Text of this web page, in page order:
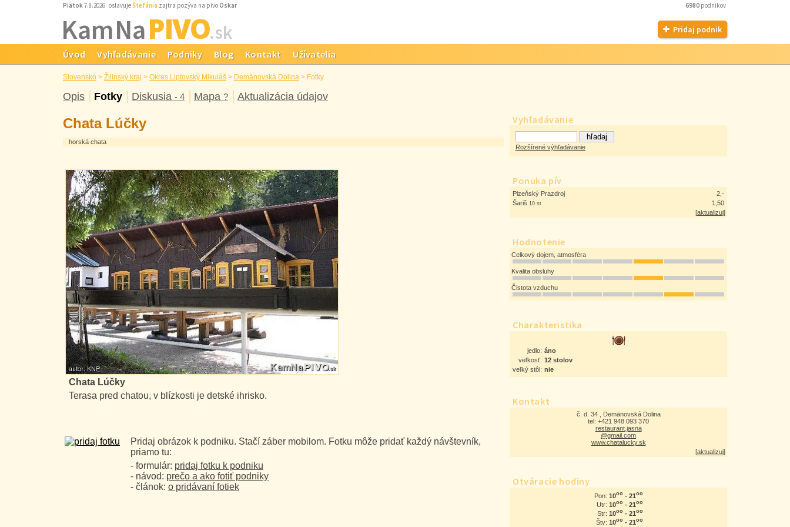
Piatok7.8.2026 oslavujeŠtefánia zajtra pozýva na pivoOskar 6980 podnikov
Kam NaPIVO.sk Pridaj podnik
Úvod Vyhľadávanie Podniky Blog Kontakt Užívatelia
Slovensko > Žilinský kraj > Okres Liptovský Mikuláš > Demänovská Dolina > Fotky
Opis Fotky Diskusia - 4 Mapa ?
Aktualizácia údajov
Vyhľadávanie
Rozšírené výhľadávanie
Ponuka pív
Plzeňský Prazdroj
2,-
Šariš 10 st
1,50
[aktualizuj]
Hodnotenie
Celkový dojem, atmosféra
Kvalita obsluhy
Čistota vzduchu
Charakteristika
jedlo: áno
veľkosť: 12 stolov
veľký stôl: nie
Kontakt
č. d. 34 , Demänovská Dolina
tel: +421 948 093 370
restaurant.jasna
@gmail.com
www.chatalucky.sk
[aktualizuj]
Otváracie hodiny
Pon: 10oo - 21oo
Utr: 10oo - 21oo
Str: 10oo - 21oo
Štv: 10oo - 21oo
Chata Lúčky
horská chata
Chata Lúčky
Terasa pred chatou, v blízkosti je detské ihrisko.
Pridaj obrázok k podniku. Stačí záber mobilom. Fotku môže pridať každý návštevník,
priamo tu:
- formulár: pridaj fotku k podniku
- návod: prečo a ako fotiť podniky
- článok: o pridávaní fotiek